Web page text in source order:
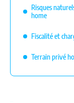
Risques
home
Fiscalité et
Terrain privé